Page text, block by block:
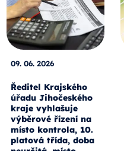
09. 06. 2026
Ředitel Krajského
úřadu Jihočeského
kraje vyhlašuje
výběrové řízení na
místo kontrola, 10.
platová třída, doba